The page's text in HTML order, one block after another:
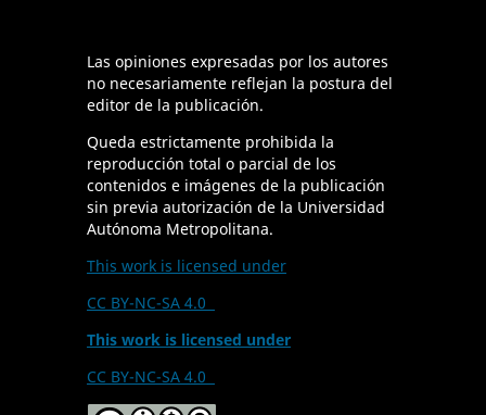
Las opiniones expresadas por los autores
no necesariamente reflejan la postura del
editor de la publicación.
Queda estrictamente prohibida la
reproducción total o parcial de los
contenidos e imágenes de la publicación
sin previa autorización de la Universidad
Autónoma Metropolitana.
This work is licensed under
CC BY-NC-SA 4.0
This work is licensed under
CC BY-NC-SA 4.0